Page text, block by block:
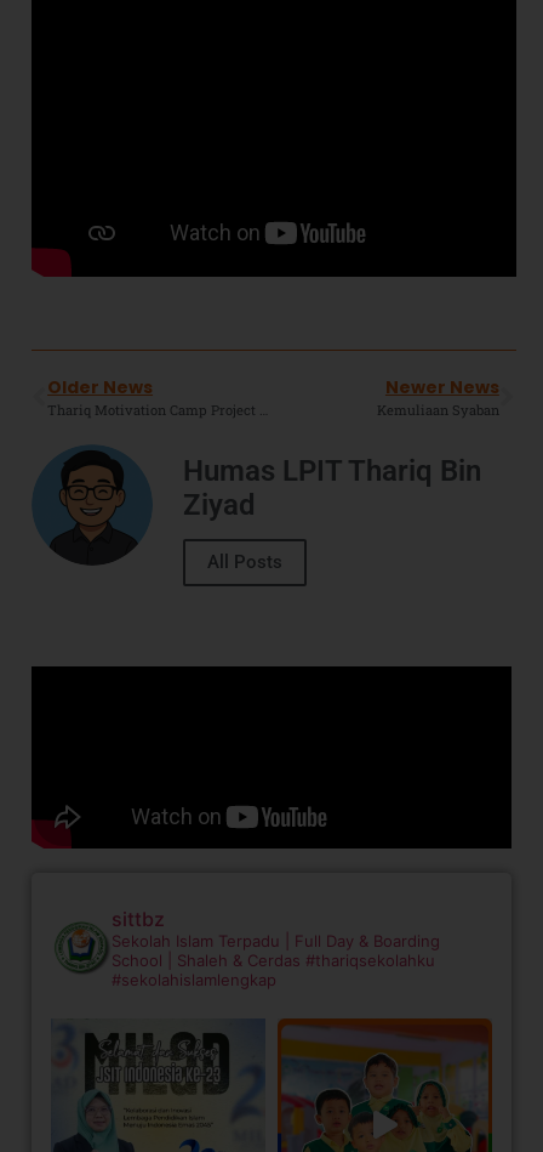
Older News
Thariq Motivation Camp Project SMAIT TBZ : Mengenal Kearifan Lokal Agar Terwujud Individu Yang Memiliki Kecakapan Sosial.
Newer News
Kemuliaan Syaban
Humas LPIT Thariq Bin
Ziyad
All Posts
sittbz
Sekolah Islam Terpadu | Full Day & Boarding
School | Shaleh & Cerdas #thariqsekolahku
#sekolahislamlengkap